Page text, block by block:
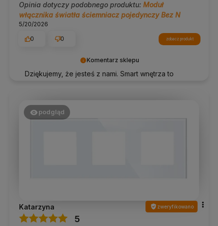
Komentarz sklepu
Dziękujemy, że jesteś z nami. Smart wnętrza to
Opinia dotyczy podobnego produktu: Moduł
włącznika światła ściemniacz pojedynczy Bez N
5/20/2026
0
0 zobacz produkt
podgląd
Katarzyna zweryfikowano
5